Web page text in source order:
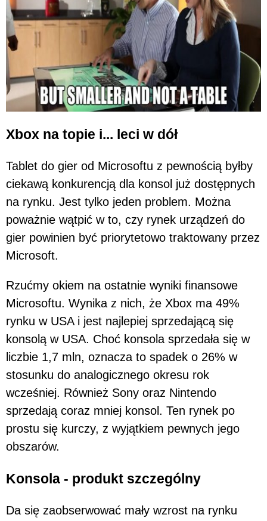
Xbox na topie i... leci w dół
Tablet do gier od Microsoftu z pewnością byłby
ciekawą konkurencją dla konsol już dostępnych
na rynku. Jest tylko jeden problem. Można
poważnie wątpić w to, czy rynek urządzeń do
gier powinien być priorytetowo traktowany przez
Microsoft.
Rzućmy okiem na ostatnie wyniki finansowe
Microsoftu. Wynika z nich, że Xbox ma 49%
rynku w USA i jest najlepiej sprzedającą się
konsolą w USA. Choć konsola sprzedała się w
liczbie 1,7 mln, oznacza to spadek o 26% w
stosunku do analogicznego okresu rok
wcześniej. Również Sony oraz Nintendo
sprzedają coraz mniej konsol. Ten rynek po
prostu się kurczy, z wyjątkiem pewnych jego
obszarów.
Konsola - produkt szczególny
Da się zaobserwować mały wzrost na rynku